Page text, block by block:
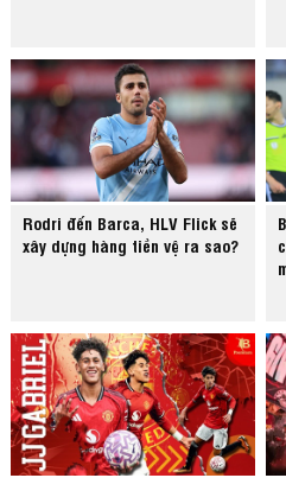
Rodri đến Barca, HLV Flick sẽ
xây dựng hàng tiền vệ ra sao?